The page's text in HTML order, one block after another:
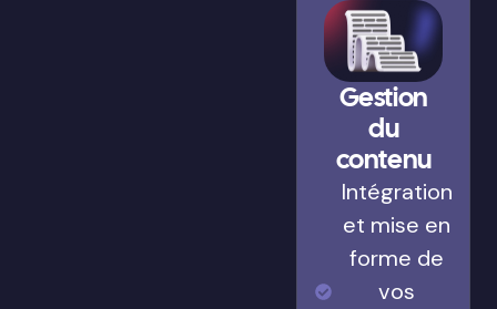
Gestion
du
contenu
Intégration
et mise en
forme de
vos